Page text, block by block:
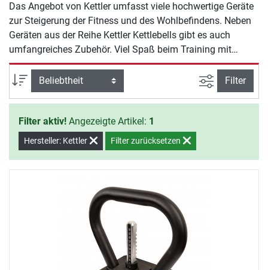
Das Angebot von Kettler umfasst viele hochwertige Geräte
zur Steigerung der Fitness und des Wohlbefindens. Neben
Geräten aus der Reihe Kettler Kettlebells gibt es auch
umfangreiches Zubehör. Viel Spaß beim Training mit
Kettler.
Sortierung
Ansicht
Filter
Filter aktiv! Angezeigte Artikel: 1
Hersteller: Kettler Filter zurücksetzen